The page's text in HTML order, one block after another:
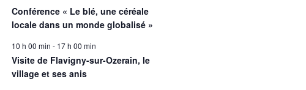
Conférence « Le blé, une céréale
locale dans un monde globalisé »
10 h 00 min - 17 h 00 min
Visite de Flavigny-sur-Ozerain, le
village et ses anis